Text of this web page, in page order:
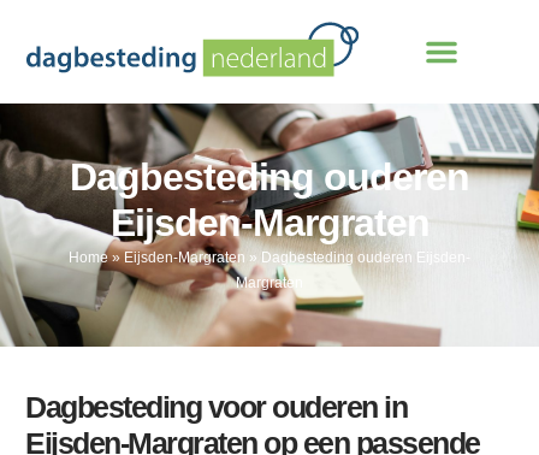
Dagbesteding ouderen
Eijsden-Margraten
Home» Eijsden-Margraten » Dagbesteding ouderen Eijsden-
Margraten
Dagbesteding voor ouderen in
Eijsden-Margraten op een passende